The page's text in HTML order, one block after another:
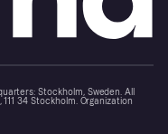
Stockholm, Sweden. All
34 Stockholm. Organization